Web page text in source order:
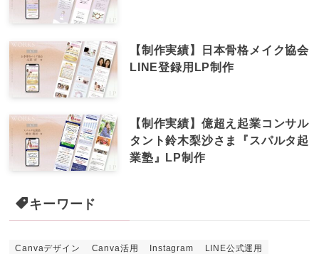
【制作実績】日本骨格メイク協会
LINE登録用LP制作
【制作実績】億超え起業コンサル
タント鈴木梨沙さま『スパルタ起
業塾』LP制作
キーワード
Canvaデザイン Canva活用 Instagram
LINE公式運用